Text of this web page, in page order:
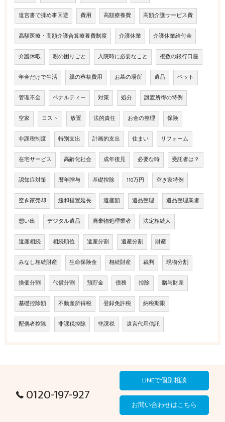
遺言書で揉め事回避 費用 高額療養費 高額介護サービス費
高額医療・高額介護合算療養費制度 介護休業 介護休業給付金
介護休暇 親の困りごと 入院時に必要なこと 複数の銀行口座
年金だけで生活 親の葬祭費用 お墓の場所 遺品 ペット
管理不全 ペナルティー 対策 処分 譲渡所得の特例
空家 コスト 放置 法的責任 お金の整理 保険
非課税制度 特別支出 計画的支出 住まい リフォーム
在宅サービス 高齢化社会 成年後見 必要な時 受託者は？
認知症対策 暦年贈与 基礎控除 110万円 空き家特例
空き家売却 緩和措置延長 遺産額 遺品整理 遺品整理業者
想い出 デジタル遺品 廃棄物処理業者 法定相続人
遺産相続 相続順位 遺産分割 遺産分割 財産
みなし相続財産 生命保険金 相続財産 裁判 現物分割
換価分割 代償分割 預貯金 債務 控除 贈与財産
基礎控除額 不動産所得税 登録免許税 納税期限
配偶者控除 非課税控除 非課税 遺言代用信託
0120-197-927
LINEで個別相談
お問い合わせはこちら